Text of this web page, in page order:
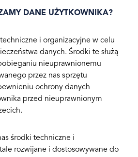
DANE UŻYTKOWNIKA?
i organizacyjne w celu
danych. Środki te służą
nieuprawnionemu
przez nas sprzętu
ochrony danych
przed nieuprawnionym
środki techniczne i
rozwijane i dostosowywane do